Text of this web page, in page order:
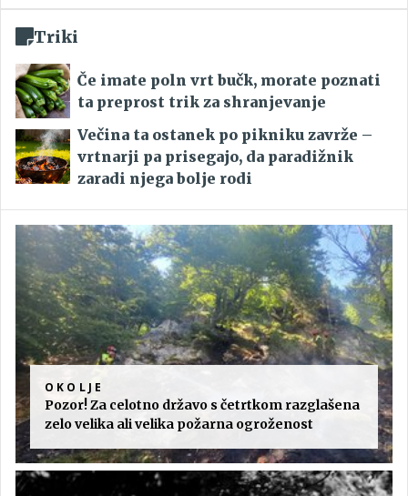
Triki
Če imate poln vrt bučk, morate poznati
ta preprost trik za shranjevanje
Večina ta ostanek po pikniku zavrže –
vrtnarji pa prisegajo, da paradižnik
zaradi njega bolje rodi
OKOLJE
Pozor! Za celotno državo s četrtkom razglašena
zelo velika ali velika požarna ogroženost